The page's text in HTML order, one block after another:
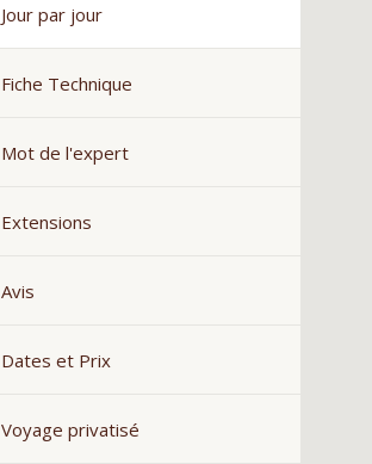
Jour par jour
Fiche Technique
Mot de l'expert
Extensions
Avis
Dates et Prix
Voyage privatisé